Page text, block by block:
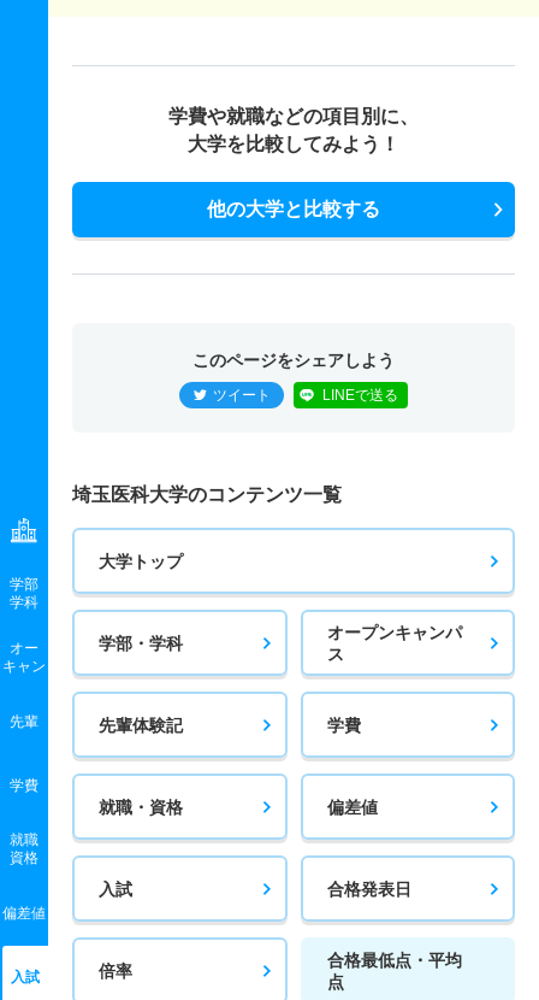
学部
学科
オー
キャン
先輩
学費
就職
資格
偏差値
入試
学費や就職などの項目別に、
大学を比較してみよう！
他の大学と比較する
このページをシェアしよう
ツイート LINEで送る
埼玉医科大学のコンテンツ一覧
大学トップ
学部・学科
オープンキャンパ
ス
先輩体験記 学費
就職・資格 偏差値
入試 合格発表日
倍率
合格最低点・平均
点